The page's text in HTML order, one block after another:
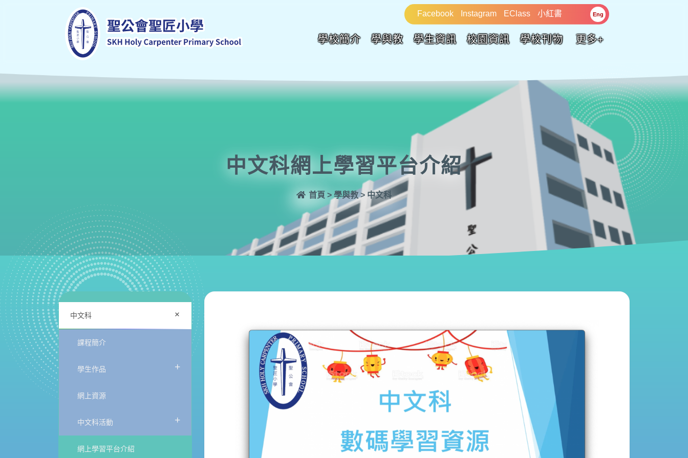
Facebook Instagram EClass 小紅書 Eng
學校簡介 學與教 學生資訊 校園資訊 學校刊物 更多+
中文科網上學習平台介紹
首頁 > 學與教 > 中文科
中文科 +
課程簡介
學生作品 +
網上資源
中文科活動 +
網上學習平台介紹